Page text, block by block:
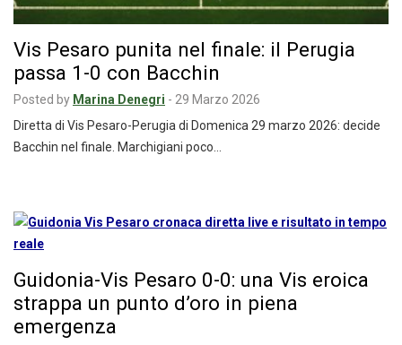
Vis Pesaro punita nel finale: il Perugia
passa 1-0 con Bacchin
Posted by Marina Denegri - 29 Marzo 2026
Diretta di Vis Pesaro-Perugia di Domenica 29 marzo 2026: decide
Bacchin nel finale. Marchigiani poco…
Guidonia-Vis Pesaro 0-0: una Vis eroica
strappa un punto d’oro in piena
emergenza